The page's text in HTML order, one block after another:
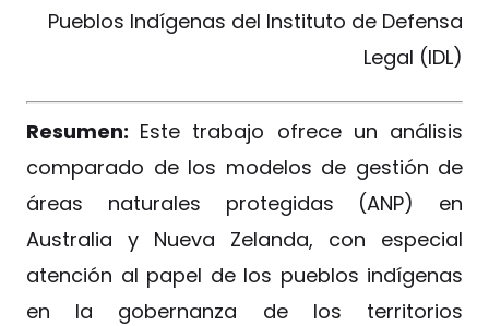
Pueblos Indígenas del Instituto de Defensa
Legal (IDL)
Resumen: Este trabajo ofrece un análisis
comparado de los modelos de gestión de
áreas naturales protegidas (ANP) en
Australia y Nueva Zelanda, con especial
atención al papel de los pueblos indígenas
en la gobernanza de los territorios